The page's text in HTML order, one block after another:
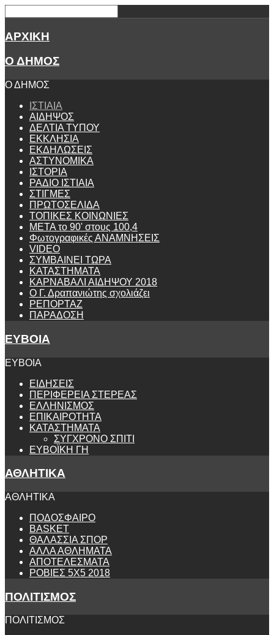
ΑΡΧΙΚΗ
Ο ΔΗΜΟΣ
Ο ΔΗΜΟΣ
ΙΣΤΙΑΙΑ
ΑΙΔΗΨΟΣ
ΔΕΛΤΙΑ ΤΥΠΟΥ
ΕΚΚΛΗΣΙΑ
ΕΚΔΗΛΩΣΕΙΣ
ΑΣΤΥΝΟΜΙΚΑ
ΙΣΤΟΡΙΑ
ΡΑΔΙΟ ΙΣΤΙΑΙΑ
ΣΤΙΓΜΕΣ
ΠΡΩΤΟΣΕΛΙΔΑ
ΤΟΠΙΚΕΣ ΚΟΙΝΩΝΙΕΣ
ΜΕΤΑ το 90' στους 100,4
Φωτογραφικές ΑΝΑΜΝΗΣΕΙΣ
VIDEO
ΣΥΜΒΑΙΝΕΙ ΤΩΡΑ
ΚΑΤΑΣΤΗΜΑΤΑ
ΚΑΡΝΑΒΑΛΙ ΑΙΔΗΨΟΥ 2018
Ο Γ. Δραπανιώτης σχολιάζει
ΡΕΠΟΡΤΑΖ
ΠΑΡΑΔΟΣΗ
ΕΥΒΟΙΑ
ΕΥΒΟΙΑ
ΕΙΔΗΣΕΙΣ
ΠΕΡΙΦΕΡΕΙΑ ΣΤΕΡΕΑΣ
ΕΛΛΗΝΙΣΜΟΣ
ΕΠΙΚΑΙΡΟΤΗΤΑ
ΚΑΤΑΣΤΗΜΑΤΑ
ΣΥΓΧΡΟΝΟ ΣΠΙΤΙ
ΕΥΒΟΪΚΗ ΓΗ
ΑΘΛΗΤΙΚΑ
ΑΘΛΗΤΙΚΑ
ΠΟΔΟΣΦΑΙΡΟ
BASKET
ΘΑΛΑΣΣΙΑ ΣΠΟΡ
ΑΛΛΑ ΑΘΛΗΜΑΤΑ
ΑΠΟΤΕΛΕΣΜΑΤΑ
ΡΟΒΙΕΣ 5Χ5 2018
ΠΟΛΙΤΙΣΜΟΣ
ΠΟΛΙΤΙΣΜΟΣ